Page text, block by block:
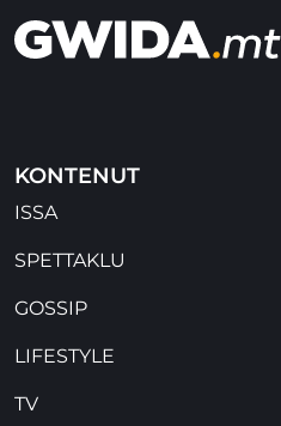
KONTENUT
ISSA
SPETTAKLU
GOSSIP
LIFESTYLE
TV